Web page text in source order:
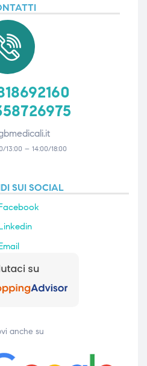
13:00 – 14:00/18:00
SUI SOCIAL
anche su